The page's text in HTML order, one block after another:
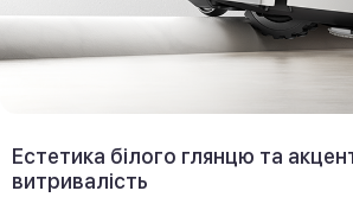
Естетика білого глянцю та
витривалість